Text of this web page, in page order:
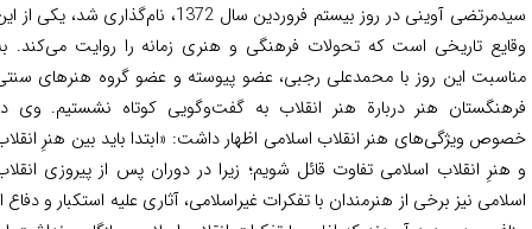
سیدمرتضی آوینی در روز بیستم فروردین سال 1372، نام‌گذاری شد، یکی از این
تاریخی است که تحولات فرهنگی و هنری زمانه را روایت می‌کند. به
این روز با محمدعلی رجبی، عضو پیوسته و عضو گروه هنرهای سنتی
هنر دربارة هنر انقلاب به گفت‌و‌گویی کوتاه نشستیم. وی در
ویژگی‌های هنر انقلاب اسلامی اظهار داشت: «ابتدا باید بین هنرِ انقلاب
انقلاب اسلامی تفاوت قائل شویم؛ زیرا در دوران پس از پیروزی انقلاب‌
نیز برخی از هنرمندان با تفکرات غیراسلامی، آثاری علیه استکبار و دفاع از